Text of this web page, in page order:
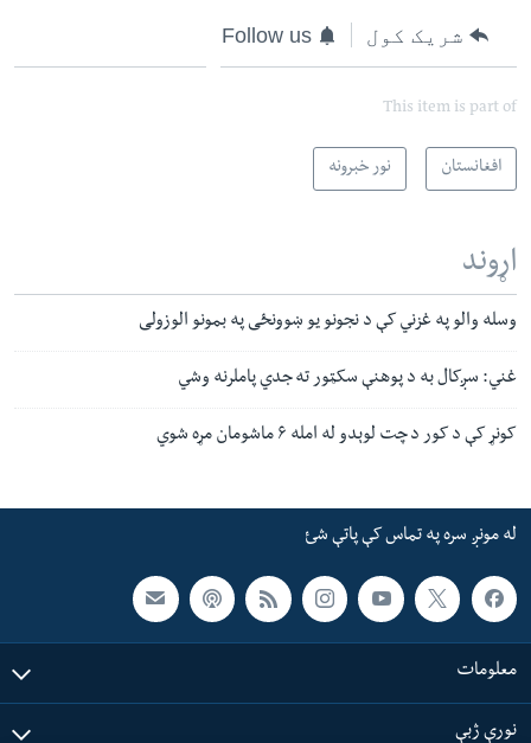
شریک کول Follow us
This item is part of
افغانستان نور خبرونه
اړوند
وسله والو په غزني کې د نجونو یو ښوونځی په بمونو الوزولی
غني: سږکال به د پوهنې سکټور ته جدي پاملرنه وشي
کونړ کې د کور د چت لوېدو له امله ۶ ماشومان مړه شوي
له مونږ سره په تماس کې پاتې شئ
معلومات
نورې ژبې